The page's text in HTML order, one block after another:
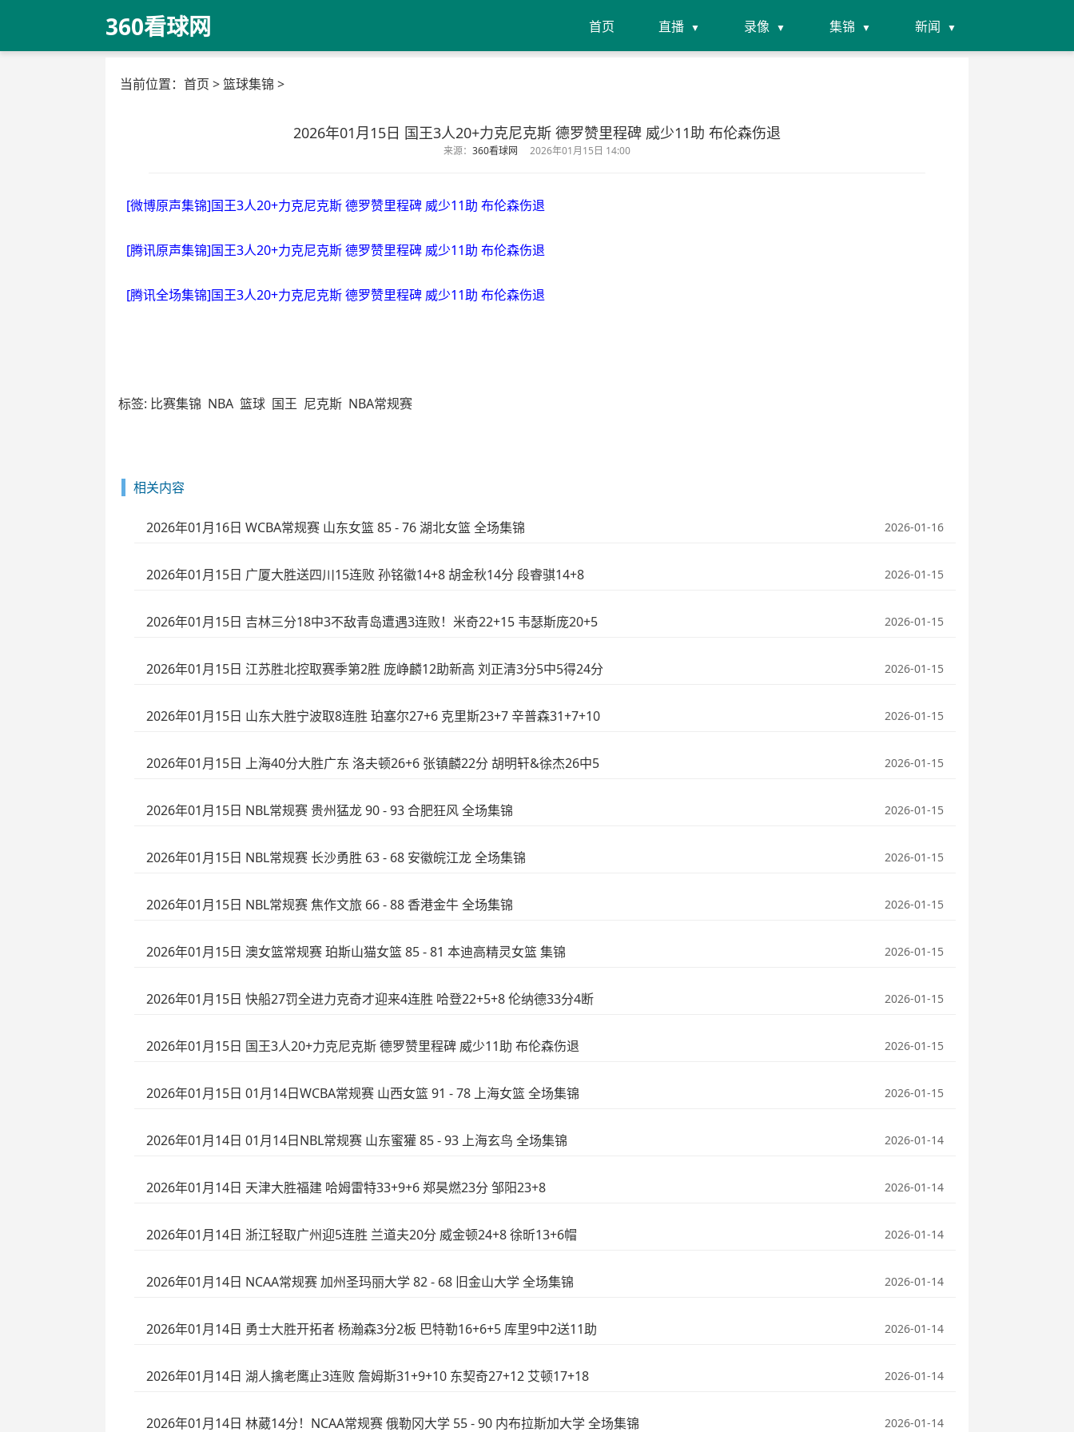
360看球网 首页 直播 录像 集锦 新闻
当前位置： 首页 >篮球集锦 >
2026年01月15日 国王3人20+力克尼克斯 德罗赞里程碑 威少11助 布伦森伤退
来源： 360看球网 2026年01月15日 14:00
[微博原声集锦]国王3人20+力克尼克斯 德罗赞里程碑 威少11助 布伦森伤退
[腾讯原声集锦]国王3人20+力克尼克斯 德罗赞里程碑 威少11助 布伦森伤退
[腾讯全场集锦]国王3人20+力克尼克斯 德罗赞里程碑 威少11助 布伦森伤退
标签: 比赛集锦 NBA 篮球 国王 尼克斯 NBA常规赛
相关内容
2026年01月16日 WCBA常规赛 山东女篮 85 - 76 湖北女篮 全场集锦 2026-01-16
2026年01月15日 广厦大胜送四川15连败 孙铭徽14+8 胡金秋14分 段睿骐14+8 2026-01-15
2026年01月15日 吉林三分18中3不敌青岛遭遇3连败！米奇22+15 韦瑟斯庞20+5 2026-01-15
2026年01月15日 江苏胜北控取赛季第2胜 庞峥麟12助新高 刘正清3分5中5得24分 2026-01-15
2026年01月15日 山东大胜宁波取8连胜 珀塞尔27+6 克里斯23+7 辛普森31+7+10 2026-01-15
2026年01月15日 上海40分大胜广东 洛夫顿26+6 张镇麟22分 胡明轩&徐杰26中5 2026-01-15
2026年01月15日 NBL常规赛 贵州猛龙 90 - 93 合肥狂风 全场集锦 2026-01-15
2026年01月15日 NBL常规赛 长沙勇胜 63 - 68 安徽皖江龙 全场集锦 2026-01-15
2026年01月15日 NBL常规赛 焦作文旅 66 - 88 香港金牛 全场集锦 2026-01-15
2026年01月15日 澳女篮常规赛 珀斯山猫女篮 85 - 81 本迪高精灵女篮 集锦 2026-01-15
2026年01月15日 快船27罚全进力克奇才迎来4连胜 哈登22+5+8 伦纳德33分4断 2026-01-15
2026年01月15日 国王3人20+力克尼克斯 德罗赞里程碑 威少11助 布伦森伤退 2026-01-15
2026年01月15日 01月14日WCBA常规赛 山西女篮 91 - 78 上海女篮 全场集锦 2026-01-15
2026年01月14日 01月14日NBL常规赛 山东蜜獾 85 - 93 上海玄鸟 全场集锦 2026-01-14
2026年01月14日 天津大胜福建 哈姆雷特33+9+6 郑昊燃23分 邹阳23+8 2026-01-14
2026年01月14日 浙江轻取广州迎5连胜 兰道夫20分 威金顿24+8 徐昕13+6帽 2026-01-14
2026年01月14日 NCAA常规赛 加州圣玛丽大学 82 - 68 旧金山大学 全场集锦 2026-01-14
2026年01月14日 勇士大胜开拓者 杨瀚森3分2板 巴特勒16+6+5 库里9中2送11助 2026-01-14
2026年01月14日 湖人擒老鹰止3连败 詹姆斯31+9+10 东契奇27+12 艾顿17+18 2026-01-14
2026年01月14日 林葳14分！NCAA常规赛 俄勒冈大学 55 - 90 内布拉斯加大学 全场集锦 2026-01-14